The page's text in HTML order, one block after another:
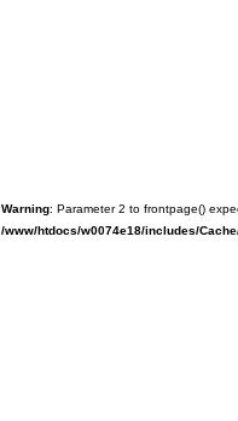
Warning: Parameter 2 to frontpage()
/www/htdocs/w0074e18/includes/